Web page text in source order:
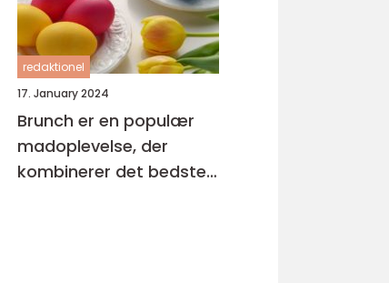
redaktionel
17. January 2024
Brunch er en populær
madoplevelse, der
kombinerer det bedste